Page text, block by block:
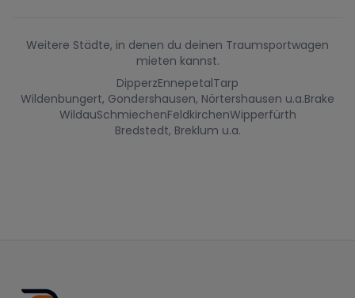
Weitere Städte, in denen du deinen Traumsportwagen
mieten kannst.
DipperzEnnepetalTarp
Wildenbungert, Gondershausen, Nörtershausen u.a.Brake
WildauSchmiechenFeldkirchenWipperfürth
Bredstedt, Breklum u.a.